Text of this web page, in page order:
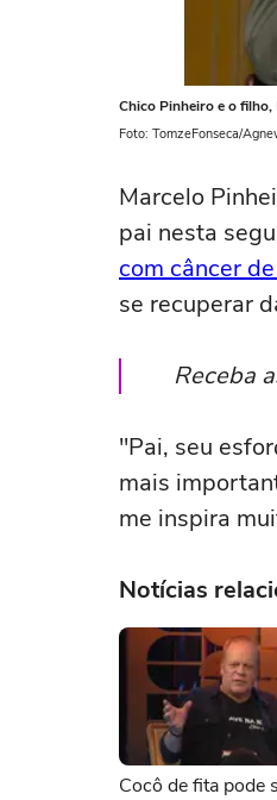
Chico Pinheiro e o filho,
Foto: TomzeFonseca/
Marcelo
pai nesta
com câncer
se recuperar
Receba
"Pai, seu
mais
me inspira
Notícias
Cocô de fita pode